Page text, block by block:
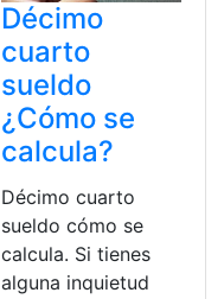
Décimo
cuarto
sueldo
¿Cómo se
calcula?
Décimo cuarto
sueldo cómo se
calcula. Si tienes
alguna inquietud